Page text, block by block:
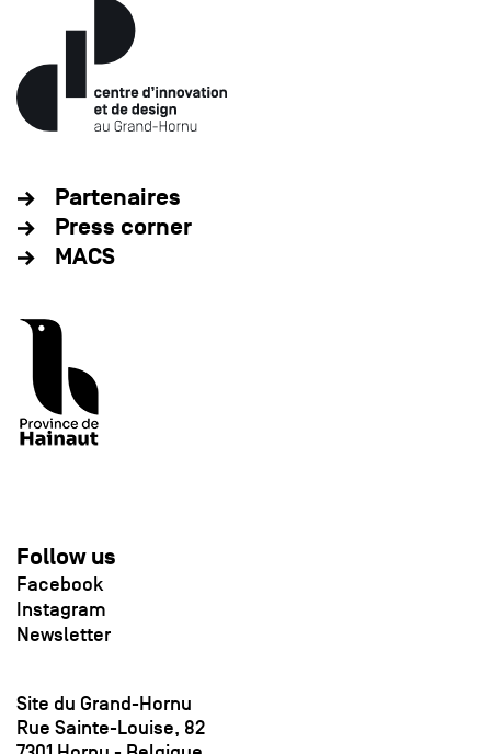
Partenaires
Press corner
MACS
Follow us
Facebook
Instagram
Newsletter
Site du Grand-Hornu
Rue Sainte-Louise, 82